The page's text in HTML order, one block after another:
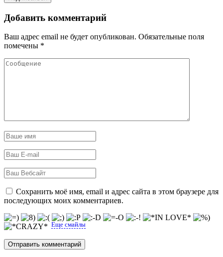
Добавить комментарий
Ваш адрес email не будет опубликован. Обязательные поля
помечены *
Сохранить моё имя, email и адрес сайта в этом браузере для
последующих моих комментариев.
Еще смайлы